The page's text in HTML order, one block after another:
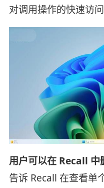
对调用操作的快速访问
用户可以在 Recall 中
告诉 Recall 在查看单